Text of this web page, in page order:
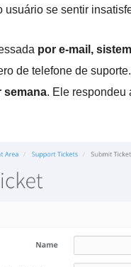
se sentir
por e-mail,
de telefone de
semana. Ele respondeu